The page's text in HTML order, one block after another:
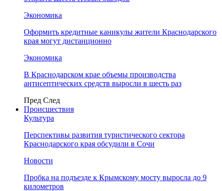
Экономика
Оформить кредитные каникулы жители Краснодарского
края могут дистанционно
Экономика
В Краснодарском крае объемы производства
антисептических средств выросли в шесть раз
Пред След
Происшествия
Культура
Перспективы развития туристического сектора
Краснодарского края обсудили в Сочи
Новости
Пробка на подъезде к Крымскому мосту выросла до 9
километров